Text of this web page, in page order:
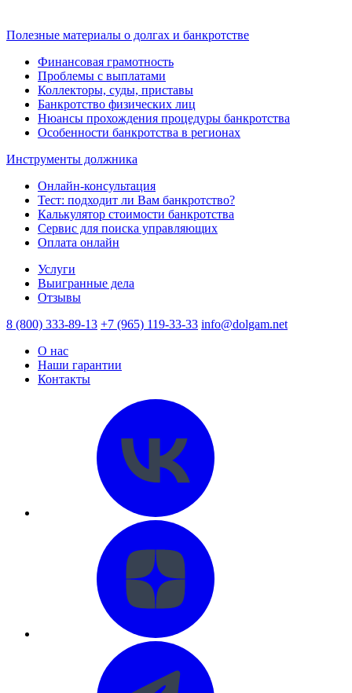
Полезные материалы о долгах и банкротстве
Финансовая грамотность
Проблемы с выплатами
Коллекторы, суды, приставы
Банкротство физических лиц
Нюансы прохождения процедуры банкротства
Особенности банкротства в регионах
Инструменты должника
Онлайн-консультация
Тест: подходит ли Вам банкротство?
Калькулятор стоимости банкротства
Сервис для поиска управляющих
Оплата онлайн
Услуги
Выигранные дела
Отзывы
8 (800) 333-89-13 +7 (965) 119-33-33 info@dolgam.net
О нас
Наши гарантии
Контакты